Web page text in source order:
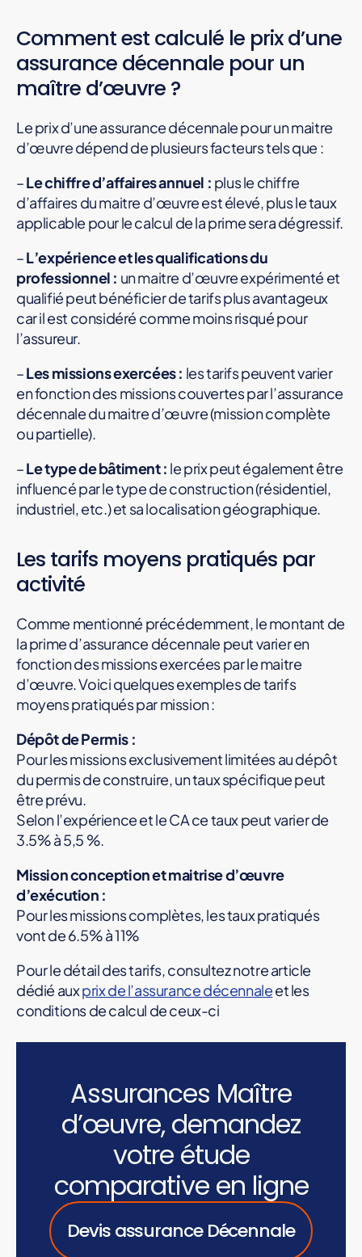
Comment est calculé le prix d’une
assurance décennale pour un
maître d’œuvre ?
Le prix d’une assurance décennale pour un maitre
d’œuvre dépend de plusieurs facteurs tels que :
–Le chiffre d’affaires annuel : plus le chiffre
d’affaires du maitre d’œuvre est élevé, plus le taux
applicable pour le calcul de la prime sera dégressif.
–L’expérience et les qualifications du
professionnel : un maitre d’œuvre expérimenté et
qualifié peut bénéficier de tarifs plus avantageux
car il est considéré comme moins risqué pour
l’assureur.
–Les missions exercées : les tarifs peuvent varier
en fonction des missions couvertes par l’assurance
décennale du maitre d’œuvre (mission complète
ou partielle).
–Le type de bâtiment : le prix peut également être
influencé par le type de construction (résidentiel,
industriel, etc.) et sa localisation géographique.
Les tarifs moyens pratiqués par
activité
Comme mentionné précédemment, le montant de
la prime d’assurance décennale peut varier en
fonction des missions exercées par le maitre
d’œuvre. Voici quelques exemples de tarifs
moyens pratiqués par mission :
Dépôt de Permis :
Pour les missions exclusivement limitées au dépôt
du permis de construire, un taux spécifique peut
être prévu.
Selon l’expérience et le CA ce taux peut varier de
3.5% à 5,5 %.
Mission conception et maitrise d’œuvre
d’exécution :
Pour les missions complètes, les taux pratiqués
vont de 6.5% à 11%
Pour le détail des tarifs, consultez notre article
dédié auxprix de l’assurance décennaleet les
conditions de calcul de ceux-ci
Assurances Maître
d’œuvre, demandez
votre étude
comparative en ligne
Devis assurance Décennale